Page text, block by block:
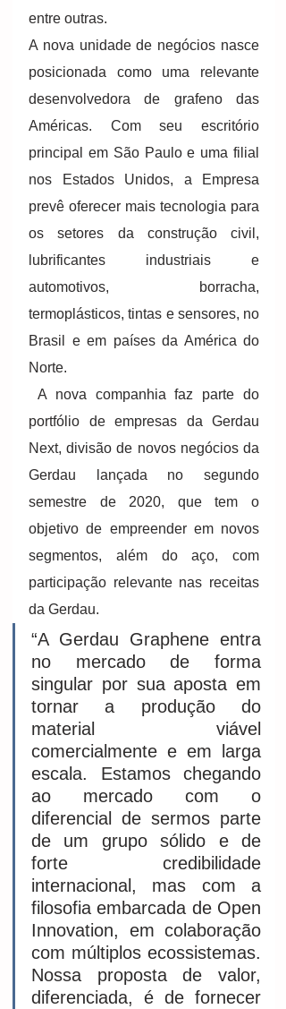
entre outras.
A nova unidade de negócios nasce
posicionada como uma relevante
desenvolvedora de grafeno das
Américas. Com seu escritório
principal em São Paulo e uma filial
nos Estados Unidos, a Empresa
prevê oferecer mais tecnologia para
os setores da construção civil,
lubrificantes industriais e
automotivos, borracha,
termoplásticos, tintas e sensores, no
Brasil e em países da América do
Norte.
portfólio de empresas da Gerdau
Next, divisão de novos negócios da
Gerdau lançada no segundo
semestre de 2020, que tem o
objetivo de empreender em novos
segmentos, além do aço, com
participação relevante nas receitas
da Gerdau.
“A Gerdau Graphene entra
no mercado de forma
singular por sua aposta em
tornar a produção do
material viável
comercialmente e em larga
escala. Estamos chegando
ao mercado com o
diferencial de sermos parte
de um grupo sólido e de
forte credibilidade
internacional, mas com a
filosofia embarcada de Open
Innovation, em colaboração
com múltiplos ecossistemas.
Nossa proposta de valor,
diferenciada, é de fornecer